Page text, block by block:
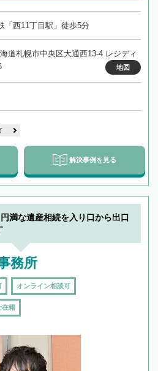
「西11丁目駅」徒歩5分
道札幌市中央区大通西13-4 レジディ
地図
解決事例を見る
満な遺産相続を入り口から出口
務所
オンライン相談可
在籍